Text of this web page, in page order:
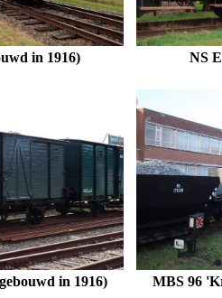
in 1916) NS
in 1916) MBS 96